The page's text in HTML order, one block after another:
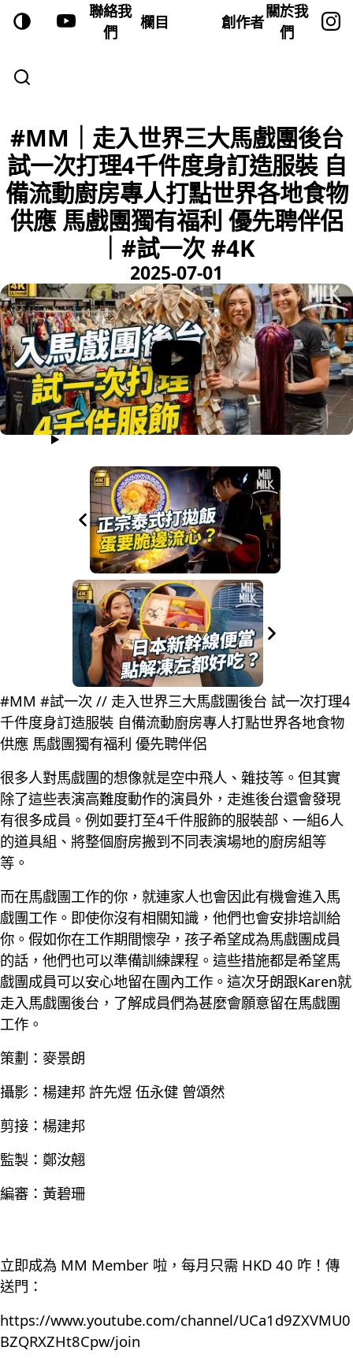
聯絡我
們
欄目 創作者
關於我
們
#MM｜走入世界三大馬戲團後台
試一次打理4千件度身訂造服裝 自
備流動廚房專人打點世界各地食物
供應 馬戲團獨有福利 優先聘伴侶
｜#試一次 #4K
2025-07-01
#MM #試一次 // 走入世界三大馬戲團後台 試一次打理4
千件度身訂造服裝 自備流動廚房專人打點世界各地食物
供應 馬戲團獨有福利 優先聘伴侶
很多人對馬戲團的想像就是空中飛人、雜技等。但其實
除了這些表演高難度動作的演員外，走進後台還會發現
有很多成員。例如要打至4千件服飾的服裝部、一組6人
的道具組、將整個廚房搬到不同表演場地的廚房組等
等。
而在馬戲團工作的你，就連家人也會因此有機會進入馬
戲團工作。即使你沒有相關知識，他們也會安排培訓給
你。假如你在工作期間懷孕，孩子希望成為馬戲團成員
的話，他們也可以準備訓練課程。這些措施都是希望馬
戲團成員可以安心地留在團內工作。這次牙朗跟Karen就
走入馬戲團後台，了解成員們為甚麼會願意留在馬戲團
工作。
策劃：麥景朗
攝影：楊建邦 許先煜 伍永健 曾頌然
剪接：楊建邦
監製：鄭汝翹
編審：黃碧珊
立即成為 MM Member 啦，每月只需 HKD 40 咋！傳
送門：
https://www.youtube.com/channel/UCa1d9ZXVMU0
BZQRXZHt8Cpw/join